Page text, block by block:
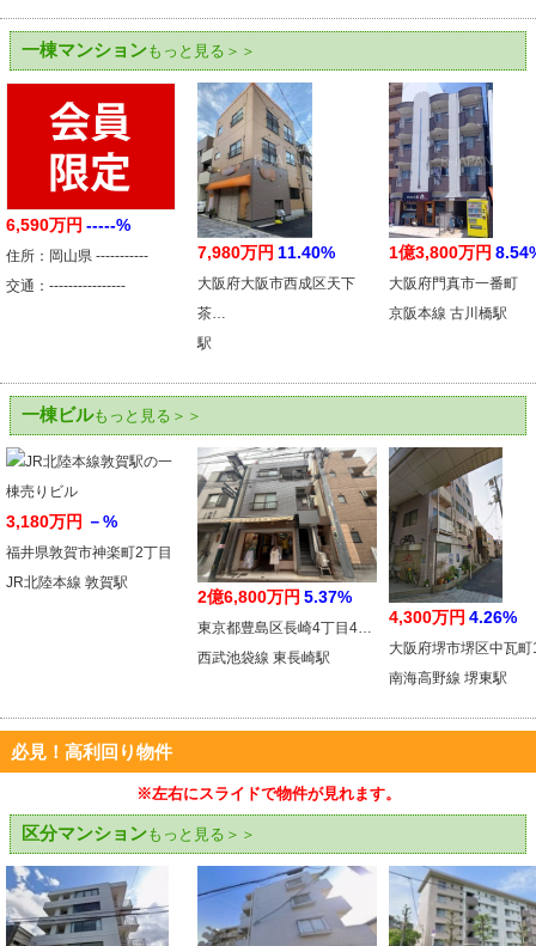
一棟マンションもっと見る＞＞
6,590万円 -----%
住所：岡山県 -----------
交通：----------------
7,980万円 11.40%
大阪府大阪市西成区天下
茶…
駅
1億3,800万円
大阪府門真市一番町
京阪本線 古川橋駅
一棟ビルもっと見る＞＞
3,180万円 －%
福井県敦賀市神楽町2丁目
JR北陸本線 敦賀駅
2億6,800万円 5.37%
東京都豊島区長崎4丁目4…
西武池袋線 東長崎駅
4,300万円 4.26%
大阪府堺市堺区中瓦町
南海高野線 堺東駅
必見！高利回り物件
※左右にスライドで物件が見れます。
区分マンションもっと見る＞＞